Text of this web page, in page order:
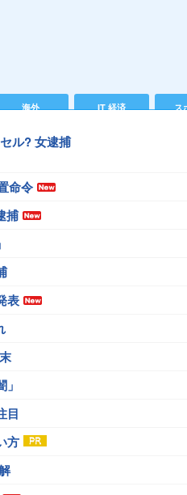
海外 IT 経済 ス
ル? 女逮捕
命令
捕
表
目
方